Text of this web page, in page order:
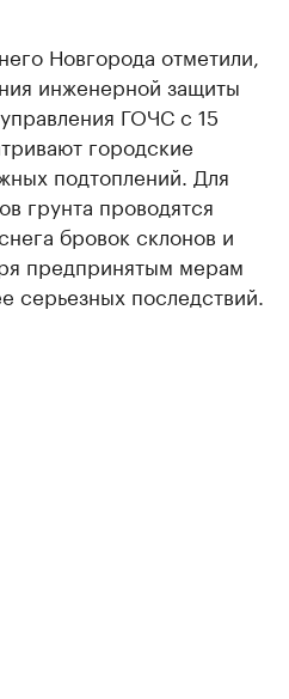
Новгорода отметили,
инженерной защиты
ГОЧС с 15
городские
подтоплений. Для
грунта проводятся
бровок склонов и
предпринятым мерам
серьезных последствий.